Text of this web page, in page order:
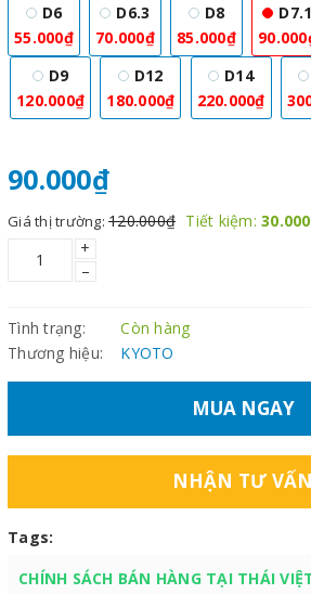
D6
55.000₫
D6.3
70.000₫
D8
85.000₫
D7.1
D9
120.000₫
D12
180.000₫
D14
220.000₫
90.000₫
Giá thị trường: 120.000₫ Tiết kiệm:
+
–
Tình trạng:
Còn hàng
Thương hiệu:
KYOTO
MUA NGAY
NHẬN TƯ VẤN
Tags:
CHÍNH SÁCH BÁN HÀNG TẠI THÁI